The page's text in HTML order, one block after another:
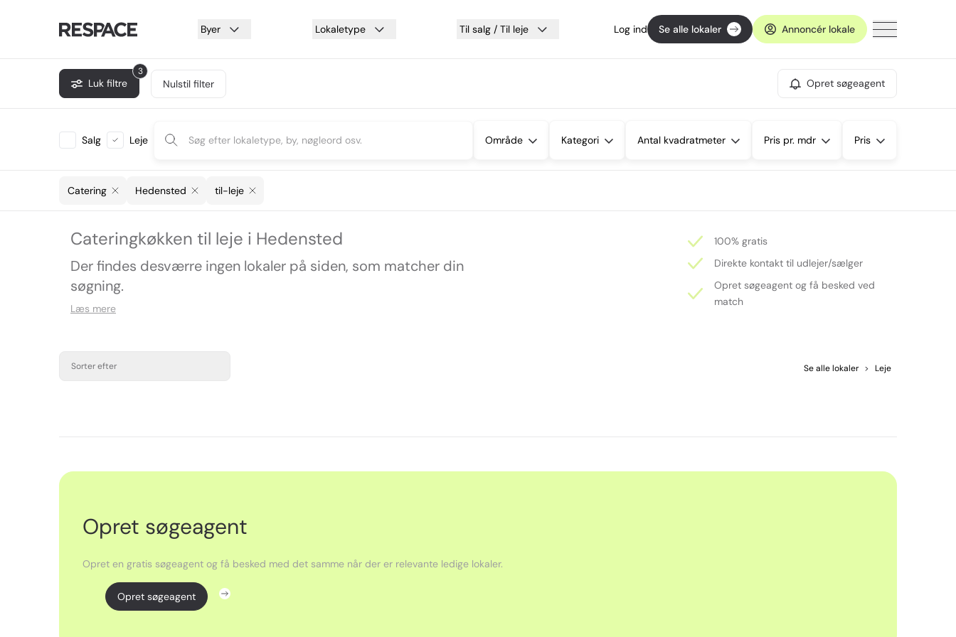
Byer Lokaletype Til salg / Til leje Log ind Se alle lokaler Annoncér lokale
3
Luk filtre Nulstil filter Opret søgeagent
Salg Leje Område Kategori Antal kvadratmeter Pris pr. mdr Pris
Catering Hedensted til-leje
Cateringkøkken til leje i Hedensted
Der findes desværre ingen lokaler på siden, som matcher din
søgning.
Læs mere
100% gratis
Direkte kontakt til udlejer/sælger
Opret søgeagent og få besked ved
match
Sorter efter Se alle lokaler > Leje
Opret søgeagent
Opret en gratis søgeagent og få besked med det samme når der er relevante ledige lokaler.
Opret søgeagent